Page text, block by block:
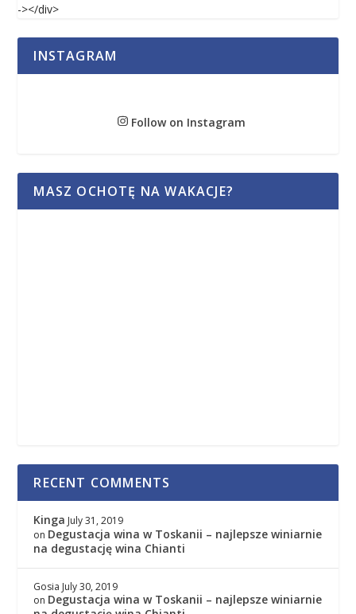
-></div>
INSTAGRAM
Follow on Instagram
MASZ OCHOTĘ NA WAKACJE?
RECENT COMMENTS
Kinga July 31, 2019
on Degustacja wina w Toskanii – najlepsze winiarnie
na degustację wina Chianti
Gosia July 30, 2019
on Degustacja wina w Toskanii – najlepsze winiarnie